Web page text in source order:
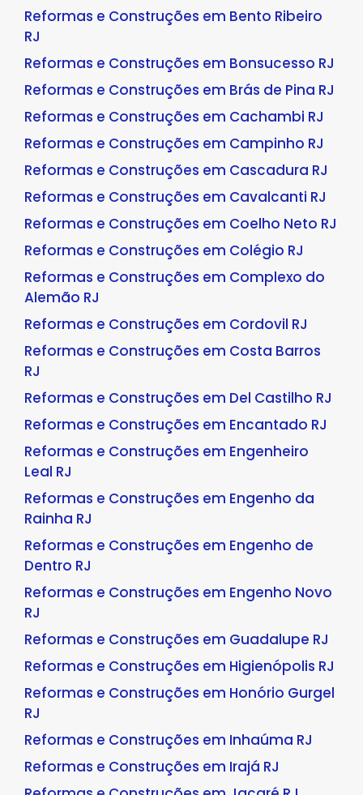
Reformas e Construções em Bento Ribeiro
RJ
Reformas e Construções em Bonsucesso RJ
Reformas e Construções em Brás de Pina RJ
Reformas e Construções em Cachambi RJ
Reformas e Construções em Campinho RJ
Reformas e Construções em Cascadura RJ
Reformas e Construções em Cavalcanti RJ
Reformas e Construções em Coelho Neto RJ
Reformas e Construções em Colégio RJ
Reformas e Construções em Complexo do
Alemão RJ
Reformas e Construções em Cordovil RJ
Reformas e Construções em Costa Barros
RJ
Reformas e Construções em Del Castilho RJ
Reformas e Construções em Encantado RJ
Reformas e Construções em Engenheiro
Leal RJ
Reformas e Construções em Engenho da
Rainha RJ
Reformas e Construções em Engenho de
Dentro RJ
Reformas e Construções em Engenho Novo
RJ
Reformas e Construções em Guadalupe RJ
Reformas e Construções em Higienópolis RJ
Reformas e Construções em Honório Gurgel
RJ
Reformas e Construções em Inhaúma RJ
Reformas e Construções em Irajá RJ